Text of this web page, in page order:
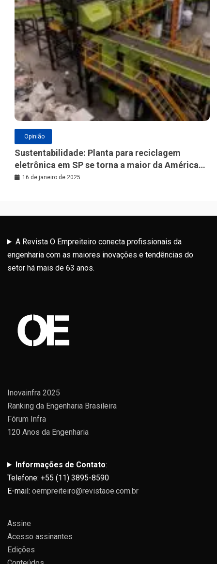
Opinião
Sustentabilidade: Planta para reciclagem
eletrônica em SP se torna a maior da América
Latina
16 de janeiro de 2025
A Revista O Empreiteiro conecta profissionais da
engenharia com as maiores inovações e tendências do
setor há mais de 63 anos.
Inovainfra 2025
Ranking da Engenharia Brasileira
Fórum Infra
120 Anos da Engenharia
Informações de Contato:
Telefone: +55 (11) 3895-8590
E-mail: oempreiteiro@revistaoe.com.br
Assine
Acesso assinantes
Edições